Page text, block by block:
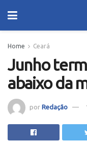
Home Ceará
Junho
abaixo da
por Redação